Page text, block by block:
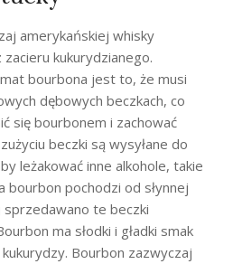
amerykańskiej whisky
kukurydzianego.
bourbona jest to, że musi
dębowych beczkach, co
się bourbonem i zachować
beczki są wysyłane do
leżakować inne alkohole, takie
bourbon pochodzi od słynnej
te beczki
ma słodki i gładki smak
Bourbon zazwyczaj